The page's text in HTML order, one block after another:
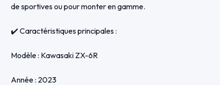
de sportives ou pour monter en gamme.
✔️ Caractéristiques principales :
Modèle : Kawasaki ZX-6R
Année : 2023